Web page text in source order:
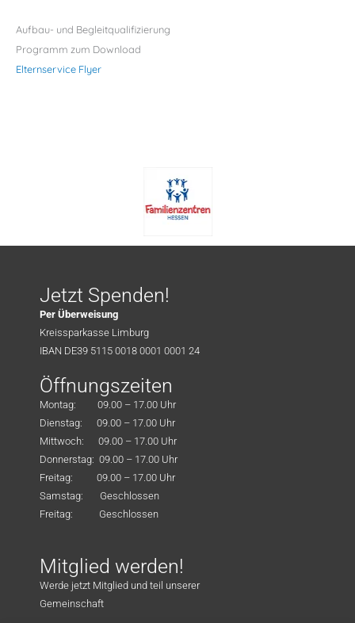
Aufbau- und Begleitqualifizierung
Programm zum Download
Elternservice Flyer
Jetzt Spenden!
Per Überweisung
Kreissparkasse Limburg
IBAN DE39 5115 0018 0001 0001 24
Öffnungszeiten
Montag: 09.00 – 17.00 Uhr
Dienstag: 09.00 – 17.00 Uhr
Mittwoch: 09.00 – 17.00 Uhr
Donnerstag: 09.00 – 17.00 Uhr
Freitag: 09.00 – 17.00 Uhr
Samstag: Geschlossen
Freitag: Geschlossen
Mitglied werden!
Werde jetzt Mitglied und teil unserer
Gemeinschaft